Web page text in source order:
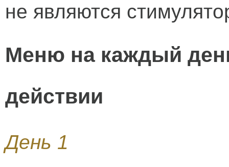
не являются
Меню на каждый
действии
День 1